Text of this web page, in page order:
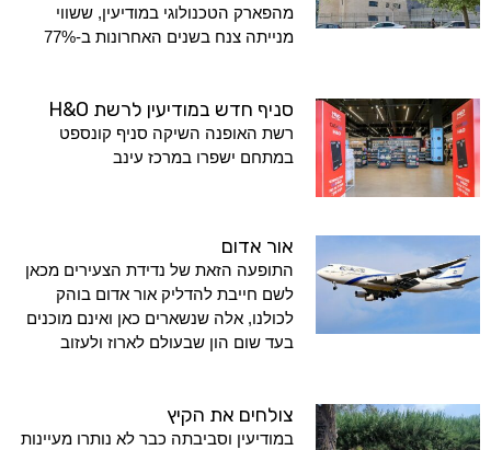
מהפארק הטכנולוגי במודיעין, ששווי
מנייתה צנח בשנים האחרונות ב-77%
סניף חדש במודיעין לרשת H&O
רשת האופנה השיקה סניף קונספט
במתחם ישפרו במרכז עינב
אור אדום
התופעה הזאת של נדידת הצעירים מכאן
לשם חייבת להדליק אור אדום בוהק
לכולנו, אלה שנשארים כאן ואינם מוכנים
בעד שום הון שבעולם לארוז ולעזוב
צולחים את הקיץ
במודיעין וסביבתה כבר לא נותרו מעיינות